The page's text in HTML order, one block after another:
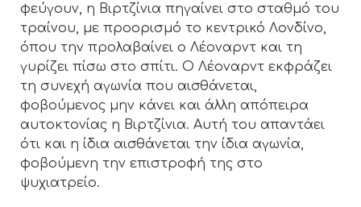
φεύγουν, η Βιρτζίνια πηγαίνει στο σταθμό του
τραίνου, με προορισμό το κεντρικό Λονδίνο,
όπου την προλαβαίνει ο Λέοναρντ και τη
γυρίζει πίσω στο σπίτι. Ο Λέοναρντ εκφράζει
τη συνεχή αγωνία που αισθάνεται,
φοβούμενος μην κάνει και άλλη απόπειρα
αυτοκτονίας η Βιρτζίνια. Αυτή του απαντάει
ότι και η ίδια αισθάνεται την ίδια αγωνία,
φοβούμενη την επιστροφή της στο
ψυχιατρείο.